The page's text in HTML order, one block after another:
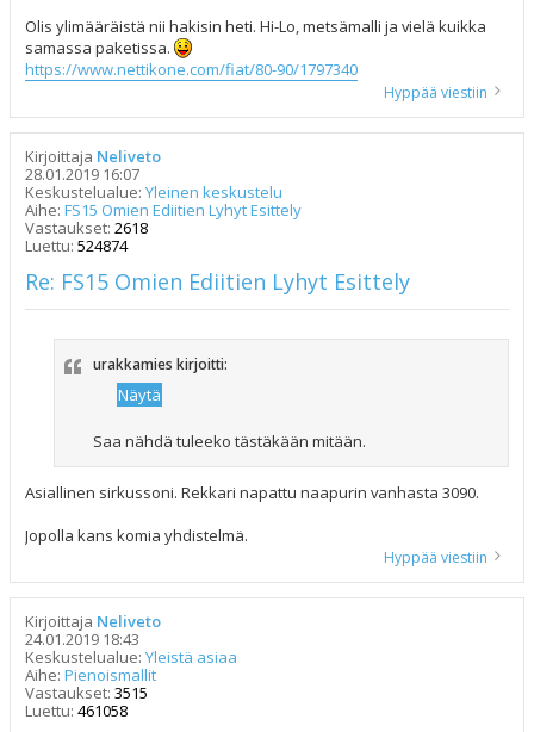
Olis ylimääräistä nii hakisin heti. Hi-Lo, metsämalli ja vielä kuikka
samassa paketissa.
https://www.nettikone.com/fiat/80-90/1797340
Hyppää viestiin
Kirjoittaja Neliveto
28.01.2019 16:07
Keskustelualue: Yleinen keskustelu
Aihe: FS15 Omien Ediitien Lyhyt Esittely
Vastaukset: 2618
Luettu: 524874
Re: FS15 Omien Ediitien Lyhyt Esittely
urakkamies kirjoitti:
Saa nähdä tuleeko tästäkään mitään.
Asiallinen sirkussoni. Rekkari napattu naapurin vanhasta 3090.
Jopolla kans komia yhdistelmä.
Hyppää viestiin
Kirjoittaja Neliveto
24.01.2019 18:43
Keskustelualue: Yleistä asiaa
Aihe: Pienoismallit
Vastaukset: 3515
Luettu: 461058